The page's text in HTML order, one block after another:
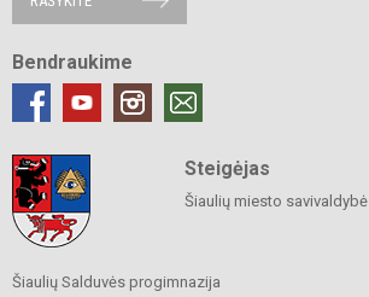
Bendraukime
Steigėjas
Šiaulių miesto savivaldybė
Šiaulių Salduvės progimnazija